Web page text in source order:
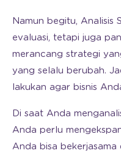
Namun begitu, Analisis
evaluasi, tetapi juga
merancang strategi
yang selalu berubah.
lakukan agar bisnis
Di saat Anda
Anda perlu
Anda bisa bekerjasama